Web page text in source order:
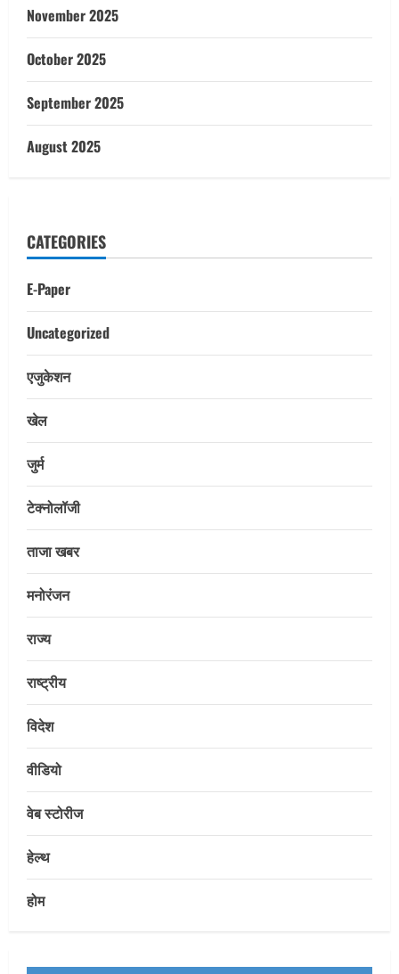
November 2025
October 2025
September 2025
August 2025
CATEGORIES
E-Paper
Uncategorized
एजुकेशन
खेल
जुर्म
टेक्नोलॉजी
ताजा खबर
मनोरंजन
राज्य
राष्ट्रीय
विदेश
वीडियो
वेब स्टोरीज
हेल्थ
होम
सेल, राउरकेला इस्पात संयंत्र के नगर सेवा
August 6, 2026